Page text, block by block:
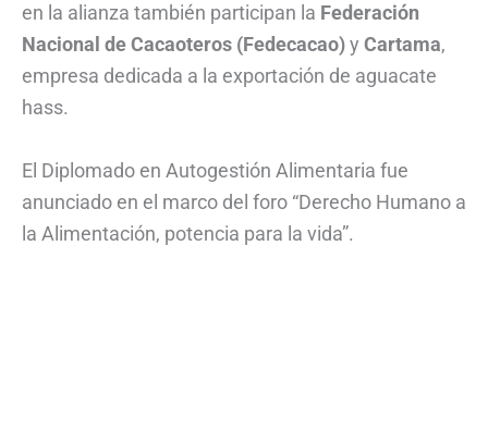
en la alianza también participan la Federación
Nacional de Cacaoteros (Fedecacao)y Cartama,
empresa dedicada a la exportación de aguacate
hass.
El Diplomado en Autogestión Alimentaria fue
anunciado en el marco del foro “Derecho Humano a
la Alimentación, potencia para la vida”.